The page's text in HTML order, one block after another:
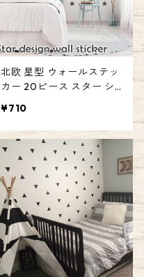
北欧 星型 ウォールステッ
カー 20ピース スター シ
ズ ルーム デコ エミリース
タイル emilystyle
¥710